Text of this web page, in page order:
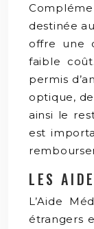
destinée
offre une
faible
permis
optique,
ainsi le
est
LES
L’Aide
étrangers